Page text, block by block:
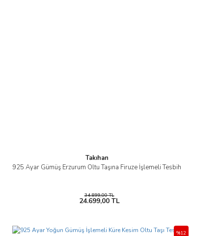
Takıhan
925 Ayar Gümüş Erzurum Oltu Taşına Firuze İşlemeli Tesbih
34.899,00 TL
24.699,00 TL
%12